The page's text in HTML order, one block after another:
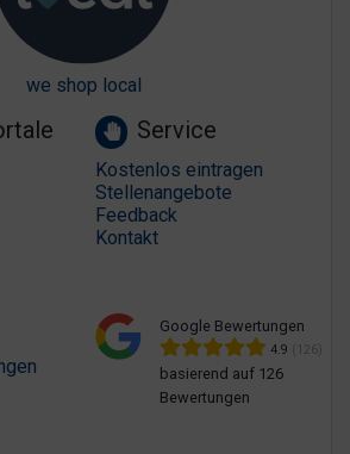
we shop local
Service
Kostenlos eintragen
Stellenangebote
Feedback
Kontakt
Google Bewertungen
4.9 (126)
basierend auf 126
Bewertungen